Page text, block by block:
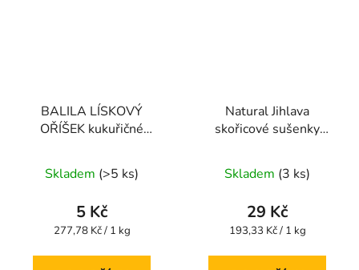
BALILA LÍSKOVÝ
OŘÍŠEK kukuřičné
hodnocení
produktu
je
Skladem (>5 ks)
5 Kč
Měrná
277,78 Kč / 1 kg
Natural Jihlava
skořicové sušenky
hodnocení
produktu
je
Skladem (3 ks)
29 Kč
Měrná
193,33 Kč / 1 kg